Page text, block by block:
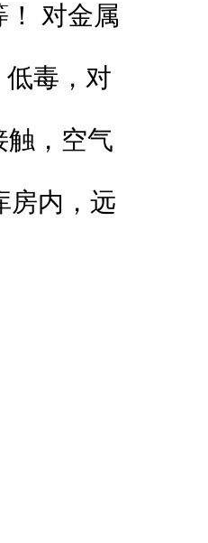
对金属
毒，对
触，空气
房内，远